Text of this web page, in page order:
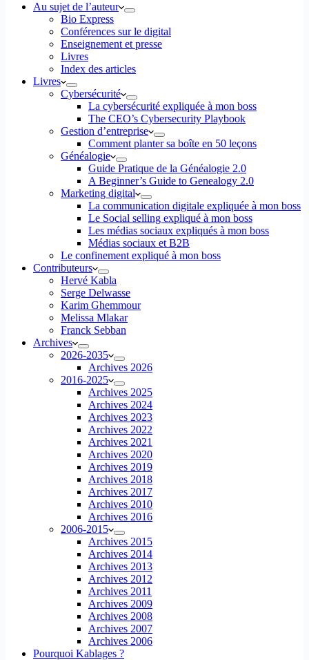
Au sujet de l’auteur
Bio Express
Conférences sur le digital
Enseignement et presse
Livres
Index des articles
Livres
Cybersécurité
La cybersécurité expliquée à mon boss
The CEO’s Cybersecurity Playbook
Gestion d’entreprise
Comment planter sa boîte en 50 leçons
Généalogie
Guide Pratique de la Généalogie 2.0
A Beginner’s Guide to Genealogy 2.0
Marketing digital
La communication digitale expliquée à mon boss
Le Social selling expliqué à mon boss
Les médias sociaux expliqués à mon boss
Médias sociaux et B2B
Le confinement expliqué à mon boss
Contributeurs
Hervé Kabla
Serge Delwasse
Karim Ghemmour
Melissa Mlakar
Franck Sebban
Archives
2026-2035
Archives 2026
2016-2025
Archives 2025
Archives 2024
Archives 2023
Archives 2022
Archives 2021
Archives 2020
Archives 2019
Archives 2018
Archives 2017
Archives 2010
Archives 2016
2006-2015
Archives 2015
Archives 2014
Archives 2013
Archives 2012
Archives 2011
Archives 2009
Archives 2008
Archives 2007
Archives 2006
Pourquoi Kablages ?